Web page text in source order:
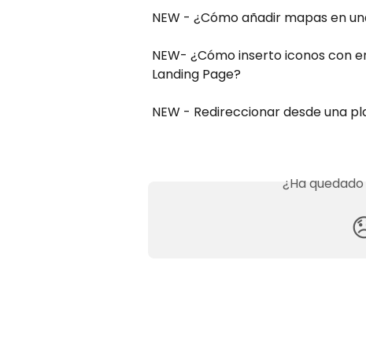
NEW - ¿Cómo añadir mapas en
NEW- ¿Cómo inserto iconos con
Landing Page?
NEW - Redireccionar desde una
¿Ha